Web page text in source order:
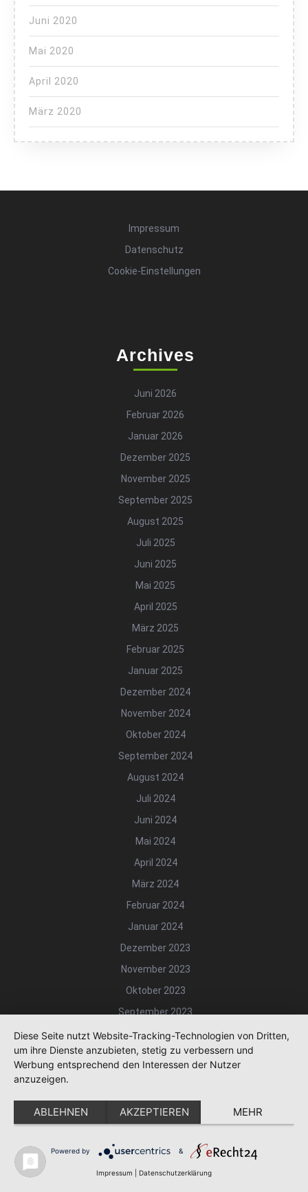
Juni 2020
Mai 2020
April 2020
März 2020
Impressum
Datenschutz
Cookie-Einstellungen
Archives
Juni 2026
Februar 2026
Januar 2026
Dezember 2025
November 2025
September 2025
August 2025
Juli 2025
Juni 2025
Mai 2025
April 2025
März 2025
Februar 2025
Januar 2025
Dezember 2024
November 2024
Oktober 2024
September 2024
August 2024
Juli 2024
Juni 2024
Mai 2024
April 2024
März 2024
Februar 2024
Januar 2024
Dezember 2023
November 2023
Oktober 2023
September 2023
August 2023
Juli 2023
April 2023
Diese Seite nutzt Website-Tracking-Technologien von Dritten,
um ihre Dienste anzubieten, stetig zu verbessern und
Werbung entsprechend den Interessen der Nutzer
anzuzeigen.
ABLEHNEN AKZEPTIEREN MEHR
Powered by &
Impressum Datenschutzerklärung